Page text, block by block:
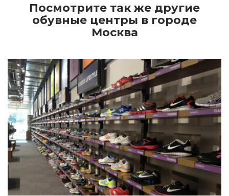
Посмотрите так же другие
обувные центры в городе
Москва